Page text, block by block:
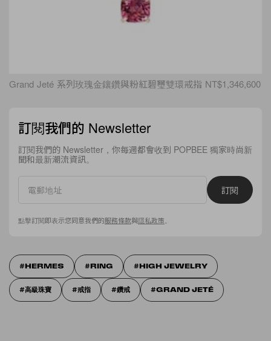
Grand Jeté 系列玫瑰金鑲鑽與粉紅碧璽雙環戒指 NT$1,346,600
訂閱我們的 Newsletter
訂閱我們的 Newsletter，你每週都會收到 POPBEE 獨家時尚新
聞和最新潮流資訊。
訂閱
點擊訂閱即表示您同意我們的服務條款與隱私政策。
HERMES RING HIGH JEWELRY
高級珠寶 戒指 鑽戒 GRAND JETÉ